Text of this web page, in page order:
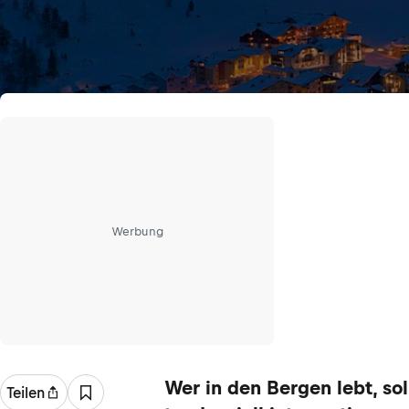
Werbung
Teilen
Wer in den Bergen lebt,